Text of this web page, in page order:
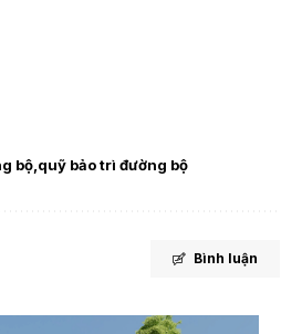
bộ quỹ bảo trì đường bộ
Bình luận